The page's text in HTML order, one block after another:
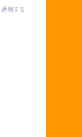
通報する